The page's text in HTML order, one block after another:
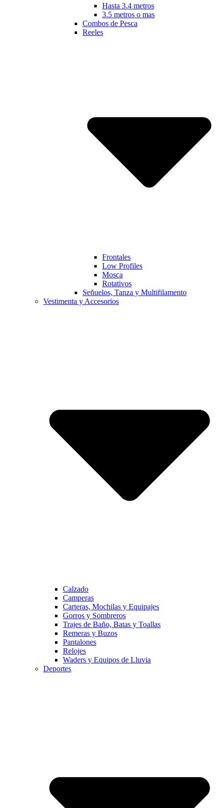
Hasta 3.4 metros
3.5 metros o mas
Combos de Pesca
Reeles
Frontales
Low Profiles
Mosca
Rotativos
Señuelos, Tanza y Multifilamento
Vestimenta y Accesorios
Calzado
Camperas
Carteras, Mochilas y Equipajes
Gorros y Sombreros
Trajes de Baño, Batas y Toallas
Remeras y Buzos
Pantalones
Relojes
Waders y Equipos de Lluvia
Deportes